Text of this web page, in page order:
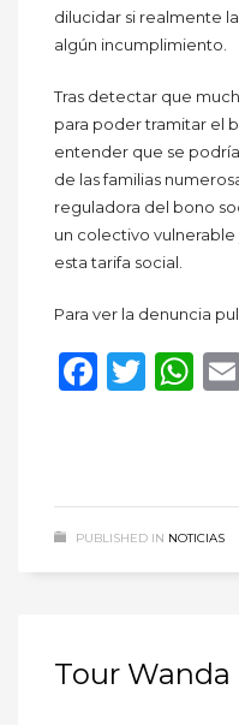
dilucidar si realmente
algún incumplimiento.
Tras detectar que
para poder tramitar el
entender que se
de las familias
reguladora del bono
un colectivo
esta tarifa social.
Para ver la denuncia
PUBLISHED IN NOTICIAS
Tour